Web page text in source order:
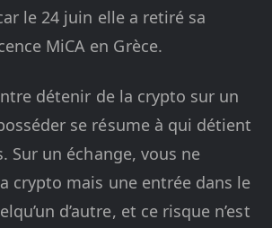
le 24 juin elle a retiré sa
MiCA en Grèce.
détenir de la crypto sur un
se résume à qui détient
Sur un échange, vous ne
crypto mais une entrée dans le
d’autre, et ce risque n’est